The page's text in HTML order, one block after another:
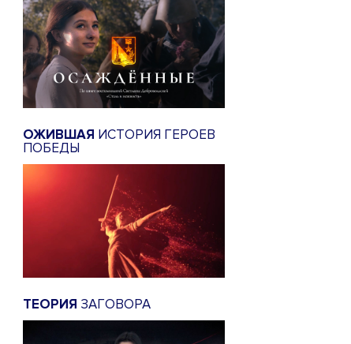
ОЖИВШАЯ ИСТОРИЯ ГЕРОЕВ
ПОБЕДЫ
ТЕОРИЯ ЗАГОВОРА